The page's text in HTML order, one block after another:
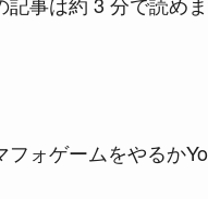
ォゲームをやるか